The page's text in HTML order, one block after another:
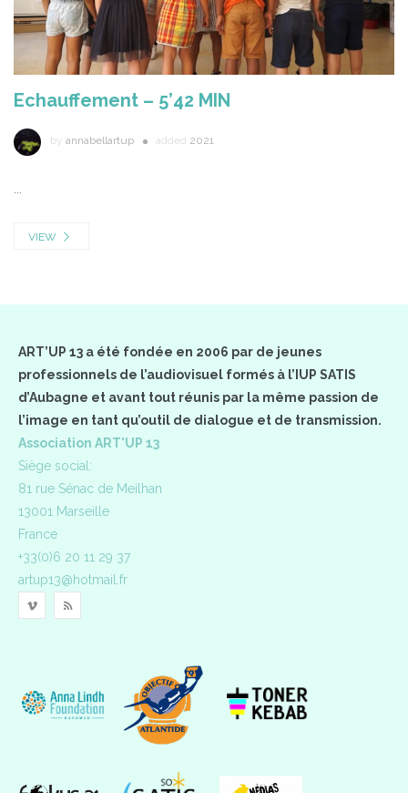
Echauffement – 5’42 MIN
by annabellartup added 2021
...
VIEW
ART’UP 13 a été fondée en 2006 par de jeunes
professionnels de l’audiovisuel formés à l’IUP SATIS
d’Aubagne et avant tout réunis par la même passion de
l’image en tant qu’outil de dialogue et de transmission.
Association ART'UP 13
Siège social:
81 rue Sénac de Meilhan
13001 Marseille
France
+33(0)6 20 11 29 37
artup13@hotmail.fr